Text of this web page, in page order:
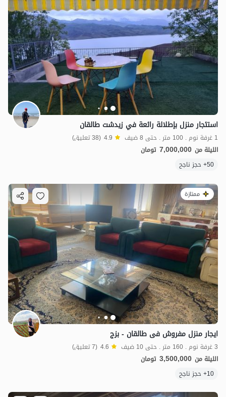
استئجار منزل بإطلالة رائعة في زيدشت طالقان
1 غرفة نوم . 100 متر . حتى 8 ضيف 4.9 (38 تعليق)
الليلة من 7,000,000 تومان
50+ حجز ناجح
ممتازة
ایجار منزل مفروش فی طالقان - بزج
3 غرفة نوم . 160 متر . حتى 10 ضيف 4.6 (7 تعليق)
الليلة من 3,500,000 تومان
10+ حجز ناجح